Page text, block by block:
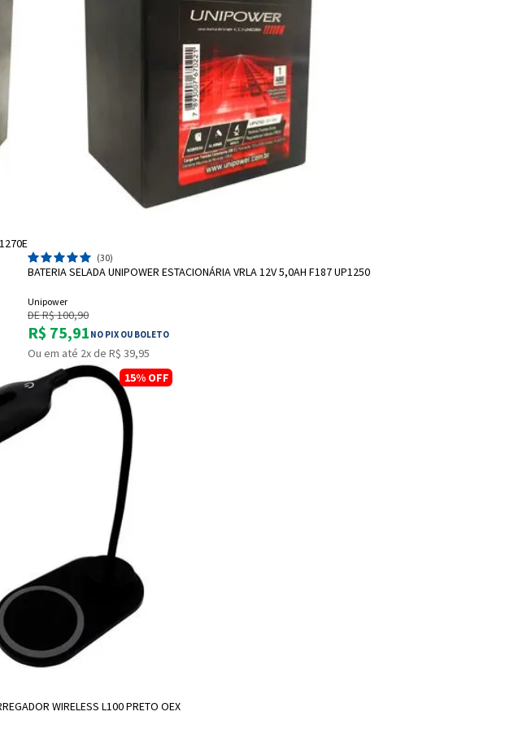
(30)
BATERIA SELADA UNIPOWER ESTACIONÁRIA VRLA 12V 5,0AH F187 UP1250
Unipower
DE R$ 100,90
R$ 75,91 NO PIX OU BOLETO
Ou em até 2x de R$ 39,95
15% OFF
WIRELESS L100 PRETO OEX